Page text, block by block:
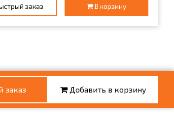
заказ В корзину
заказ Добавить в корзину